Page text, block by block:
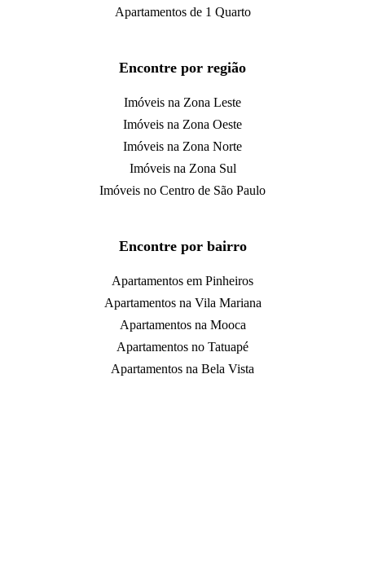
Apartamentos de 1 Quarto
Encontre por região
Imóveis na Zona Leste
Imóveis na Zona Oeste
Imóveis na Zona Norte
Imóveis na Zona Sul
Imóveis no Centro de São Paulo
Encontre por bairro
Apartamentos em Pinheiros
Apartamentos na Vila Mariana
Apartamentos na Mooca
Apartamentos no Tatuapé
Apartamentos na Bela Vista